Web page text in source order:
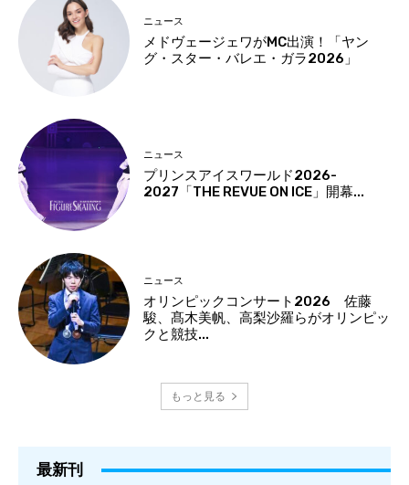
ニュース
メドヴェージェワがMC出演！「ヤン
グ・スター・バレエ・ガラ2026」
ニュース
プリンスアイスワールド2026-
2027「THE REVUE ON ICE」開幕...
ニュース
オリンピックコンサート2026 佐藤
駿、髙木美帆、高梨沙羅らがオリンピッ
クと競技...
もっと見る
最新刊